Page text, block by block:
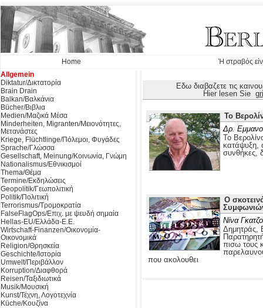
Home
Ή στραβός
Allgemein
Diktatur/Δικτατορία
Brain Drain
Balkan/Βαλκάνια
Bücher/Βιβλια
Medien/Μαζικά Μέσα
Minderheiten, Migranten/Μειονότητες,
Μετανάστες
Kriege, Flüchtlinge/Πόλεμοι, Φυγάδες
Sprache/Γλώσσα
Gesellschaft, Meinung/Κοινωνία, Γνώμη
Nationalismus/Εθνικισμοί
Thema/Θέμα
Termine/Εκδηλώσεις
Geopolitik/Γεωπολιτική
Politik/Πολιτική
Terrorismus/Τρομοκρατία
FalseFlagOps/Επιχ. με ψευδή σημαία
Hellas-EU/Ελλάδα-Ε.Ε.
Wirtschaft-Finanzen/Οικονομία-
Οικονομικά
Religion/Θρησκεία
Geschichte/Ιστορία
Umwelt/Περιβάλλον
Korruption/Διαφθορά
Reisen/Ταξιδιωτικά
Musik/Μουσική
Kunst/Τέχνη, Λογοτεχνία
Küche/Κουζίνα
Εδω διαβαζετε τις
Hier lesen Sie
Το
Δρ.
Το
κατάψυξη,
συνθήκες,
O
Νίνα
Δημητράς,
πισω τους
που ακολουθει